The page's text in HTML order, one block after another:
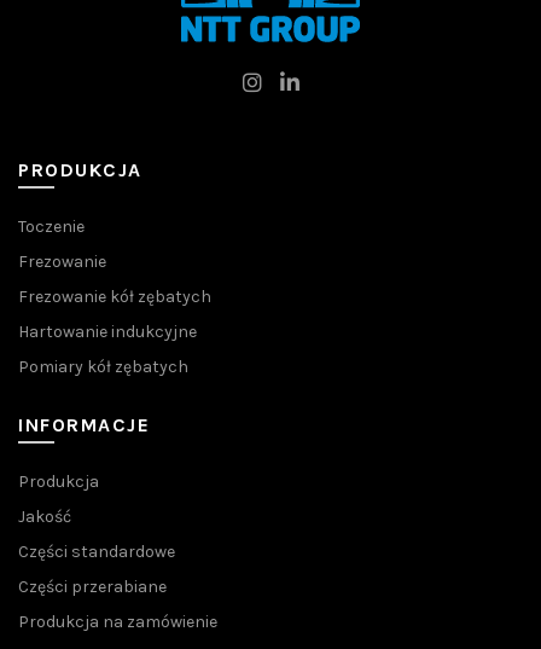
PRODUKCJA
Toczenie
Frezowanie
Frezowanie kół zębatych
Hartowanie indukcyjne
Pomiary kół zębatych
INFORMACJE
Produkcja
Jakość
Części standardowe
Części przerabiane
Produkcja na zamówienie